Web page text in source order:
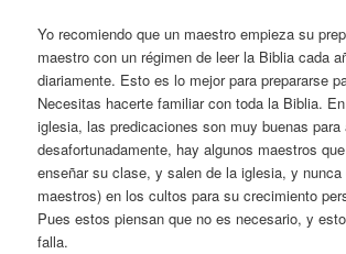
Yo recomiendo que un maestro empieza su
maestro con un régimen de leer la Biblia cada
diariamente. Esto es lo mejor para prepararse
Necesitas hacerte familiar con toda la Biblia.
iglesia, las predicaciones son muy buenas para
desafortunadamente, hay algunos maestros
enseñar su clase, y salen de la iglesia, y
maestros) en los cultos para su crecimiento
Pues estos piensan que no es necesario, y
falla.